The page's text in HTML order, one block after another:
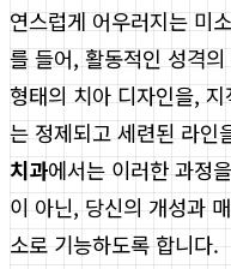
연스럽게 어우러지는 미
를 들어, 활동적인 성격
형태의 치아 디자인을,
는 정제되고 세련된 라인
치과에서는 이러한 과정
이 아닌, 당신의 개성과
소로 기능하도록 합니다.